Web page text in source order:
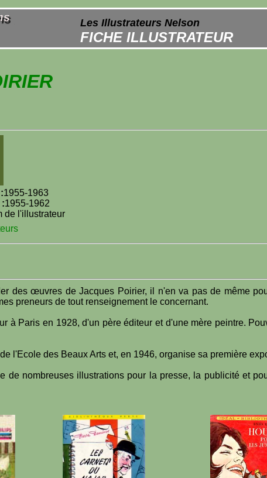
Les Illustrateurs Nelson
FICHE ILLUSTRATEUR
1955-1963
1955-1962
de l'illustrateur
des œuvres de Jacques Poirier, il n'en va pas de même
preneurs de tout renseignement le concernant.
à Paris en 1928, d'un père éditeur et d'une mère peintre.
l'Ecole des Beaux Arts et, en 1946, organise sa première
de nombreuses illustrations pour la presse, la publicité et